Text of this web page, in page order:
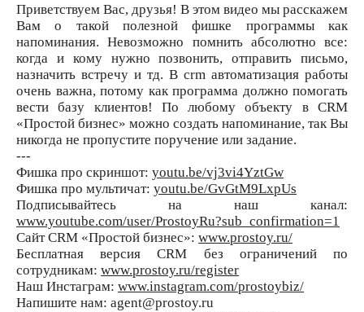
Приветствуем Вас, друзья! В этом видео мы расскажем
Вам о такой полезной фишке программы как
напоминания. Невозможно помнить абсолютно все:
когда и кому нужно позвонить, отправить письмо,
назначить встречу и тд. В crm автоматизация работы
очень важна, потому как программа должно помогать
вести базу клиентов! По любому объекту в CRM
«Простой бизнес» можно создать напоминание, так Вы
никогда не пропустите поручение или задание.
---
Фишка про скриншот: youtu.be/vj3vi4YztGw
Фишка про мультичат: youtu.be/GvGtM9LxpUs
Подписывайтесь на наш канал:
www.youtube.com/user/ProstoyRu?sub_confirmation=1
Сайт CRM «Простой бизнес»: www.prostoy.ru/
Бесплатная версия CRM без ограничений по
сотрудникам: www.prostoy.ru/register
Наш Инстаграм: www.instagram.com/prostoybiz/
Напишите нам: agent@prostoy.ru